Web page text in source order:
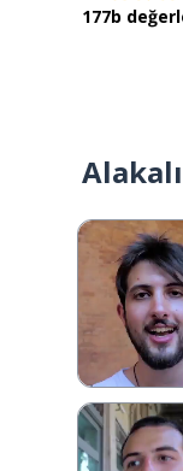
177b